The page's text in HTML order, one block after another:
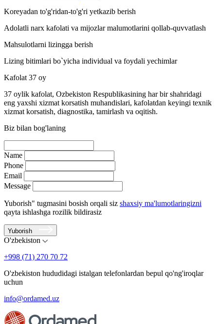
Koreyadan to'g'ridan-to'g'ri yetkazib berish
Adolatli narx kafolati va mijozlar malumotlarini qollab-quvvatlash
Mahsulotlarni lizingga berish
Lizing bitimlari bo`yicha individual va foydali yechimlar
Kafolat 37 oy
37 oylik kafolat, Ozbekiston Respublikasining har bir shahridagi
eng yaxshi xizmat korsatish muhandislari, kafolatdan keyingi texnik
xizmat korsatish, diagnostika, tamirlash va oqitish.
Biz bilan bog'laning
Name
Phone
Email
Message
Yuborish" tugmasini bosish orqali siz shaxsiy ma'lumotlaringizni
qayta ishlashga rozilik bildirasiz
Yuborish
O'zbekiston
+998 (71) 270 70 72
O'zbekiston hududidagi istalgan telefonlardan bepul qo'ng'iroqlar
uchun
info@ordamed.uz